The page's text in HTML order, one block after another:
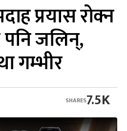
प्रयास रोक्न
पनि जलिन्,
गम्भीर
7.5K
SHARES